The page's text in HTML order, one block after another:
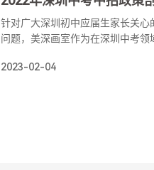
针对广大深圳初中应届生家长关心
问题，美深画室作为在深圳中考领
系列分为五篇，分别是：深圳中考
2023-02-04